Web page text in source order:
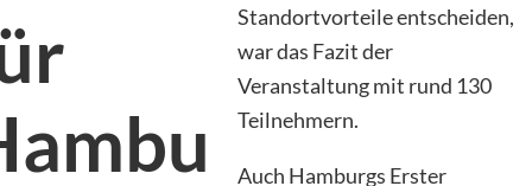
Standortvorteile entscheiden,
war das Fazit der
Veranstaltung mit rund 130
Teilnehmern.
Auch Hamburgs Erster